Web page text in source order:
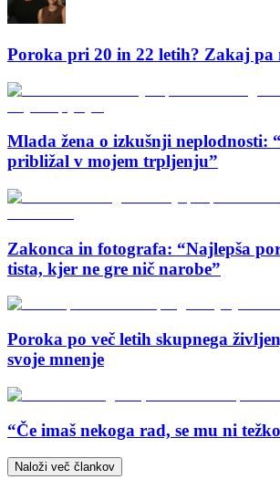
Poroka pri 20 in 22 letih? Zakaj pa
Mlada žena o izkušnji neplodnosti:
približal v mojem trpljenju”
Zakonca in fotografa: “Najlepša
tista, kjer ne gre nič narobe”
Poroka po več letih skupnega
svoje mnenje
“Če imaš nekoga rad, se mu ni
Naloži več člankov